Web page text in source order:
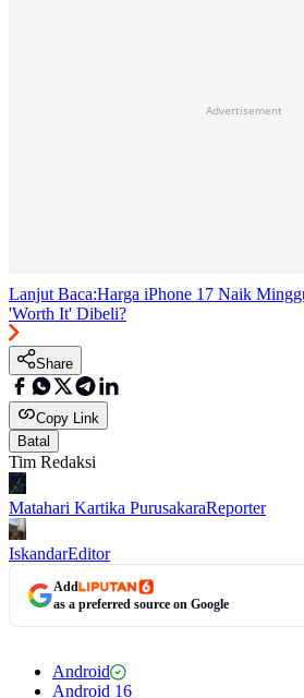
Advertisement
Lanjut Baca:Harga iPhone 17 Naik
'Worth It' Dibeli?
Share
Copy Link
Batal
Tim Redaksi
Matahari Kartika PurusakaraReporter
IskandarEditor
Add
as a preferred source on Google
Android
Android 16